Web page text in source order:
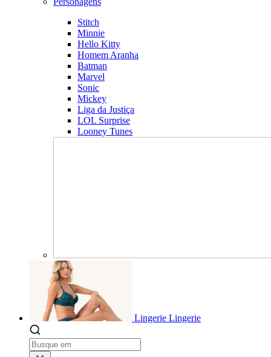
Stitch
Minnie
Hello Kitty
Homem Aranha
Batman
Marvel
Sonic
Mickey
Liga da Justiça
LOL Surprise
Looney Tunes
Lingerie Lingerie